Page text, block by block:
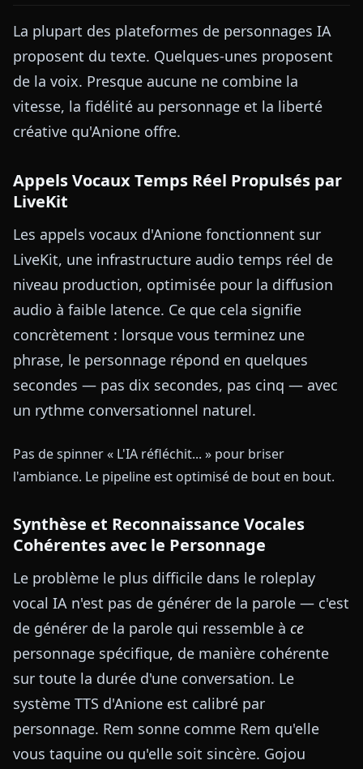
La plupart des plateformes de personnages IA
proposent du texte. Quelques-unes proposent
de la voix. Presque aucune ne combine la
vitesse, la fidélité au personnage et la liberté
créative qu'Anione offre.
Appels Vocaux Temps Réel Propulsés par
LiveKit
Les appels vocaux d'Anione fonctionnent sur
LiveKit, une infrastructure audio temps réel de
niveau production, optimisée pour la diffusion
audio à faible latence. Ce que cela signifie
concrètement : lorsque vous terminez une
phrase, le personnage répond en quelques
secondes — pas dix secondes, pas cinq — avec
un rythme conversationnel naturel.
Pas de spinner « L'IA réfléchit... » pour briser
l'ambiance. Le pipeline est optimisé de bout en bout.
Synthèse et Reconnaissance Vocales
Cohérentes avec le Personnage
Le problème le plus difficile dans le roleplay
vocal IA n'est pas de générer de la parole — c'est
de générer de la parole qui ressemble à ce
personnage spécifique, de manière cohérente
sur toute la durée d'une conversation. Le
système TTS d'Anione est calibré par
personnage. Rem sonne comme Rem qu'elle
vous taquine ou qu'elle soit sincère. Gojou